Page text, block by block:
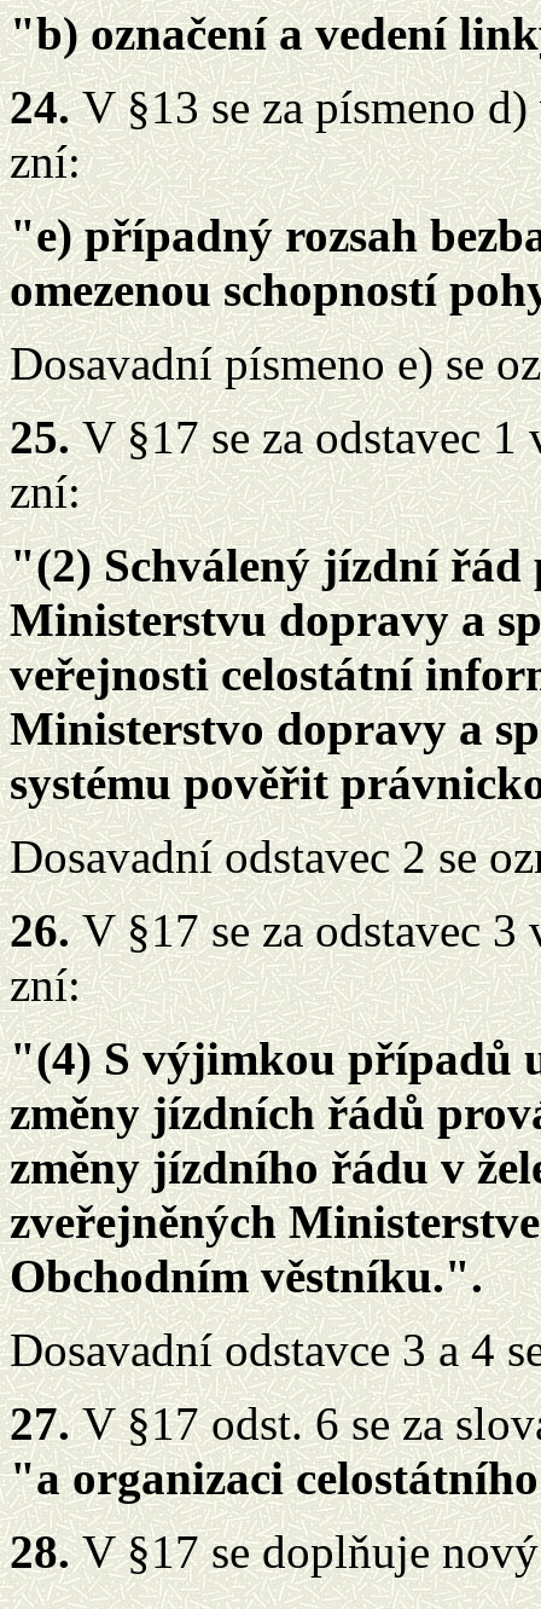
"b) označení a vedení
24.V §13 se za písmeno
zní:
"e) případný rozsah
omezenou schopností
Dosavadní písmeno e) se
25.V §17 se za odstavec
zní:
"(2) Schválený jízdní
Ministerstvu dopravy a
veřejnosti celostátní
Ministerstvo dopravy a
systému pověřit
Dosavadní odstavec 2 se
26.V §17 se za odstavec
zní:
"(4) S výjimkou případů
změny jízdních řádů
změny jízdního řádu v
zveřejněných
Obchodním věstníku.".
Dosavadní odstavce 3 a 4
27.V §17 odst. 6 se za
"a organizaci
28.V §17 se doplňuje